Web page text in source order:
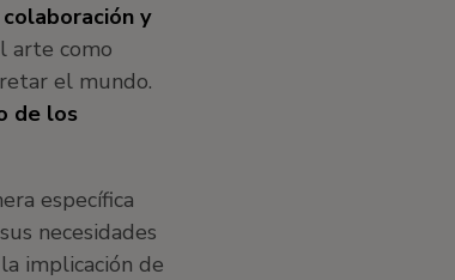
y
arte como
el mundo.
de los
específica
necesidades
implicación de